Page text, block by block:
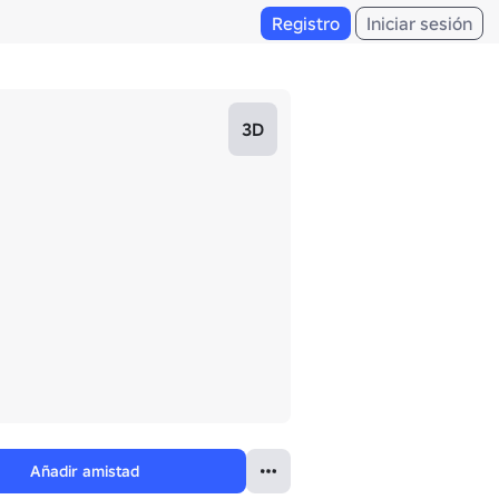
Registro Iniciar sesión
3D
Añadir amistad